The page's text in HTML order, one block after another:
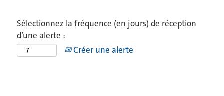
Sélectionnez la fréquence (en jours) de réception
d’une alerte :
Créer une alerte